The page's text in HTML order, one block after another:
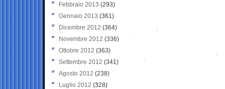
Febbraio 2013 (293)
Gennaio 2013 (361)
Dicembre 2012 (364)
Novembre 2012 (336)
Ottobre 2012 (363)
Settembre 2012 (341)
Agosto 2012 (238)
Luglio 2012 (328)